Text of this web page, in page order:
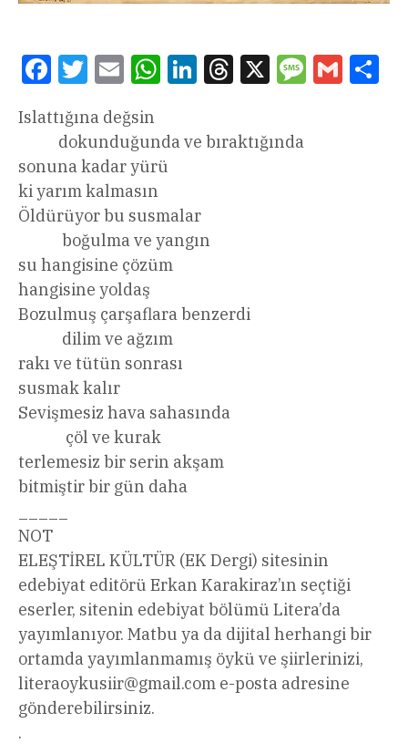
FacebookTwitterEmail WhatsAppLinkedInThreads
X Message
Gmail
Islattığına değsin
dokunduğunda ve bıraktığında
sonuna kadar yürü
ki yarım kalmasın
Öldürüyor bu susmalar
boğulma ve yangın
su hangisine çözüm
hangisine yoldaş
Bozulmuş çarşaflara benzerdi
dilim ve ağzım
rakı ve tütün sonrası
susmak kalır
Sevişmesiz hava sahasında
çöl ve kurak
terlemesiz bir serin akşam
bitmiştir bir gün daha
NOT
ELEŞTİREL KÜLTÜR (EK Dergi) sitesinin
edebiyat editörü Erkan Karakiraz’ın seçtiği
eserler, sitenin edebiyat bölümü Litera’da
yayımlanıyor. Matbu ya da dijital herhangi bir
ortamda yayımlanmamış öykü ve şiirlerinizi,
literaoykusiir@gmail.com e-posta adresine
gönderebilirsiniz.
.